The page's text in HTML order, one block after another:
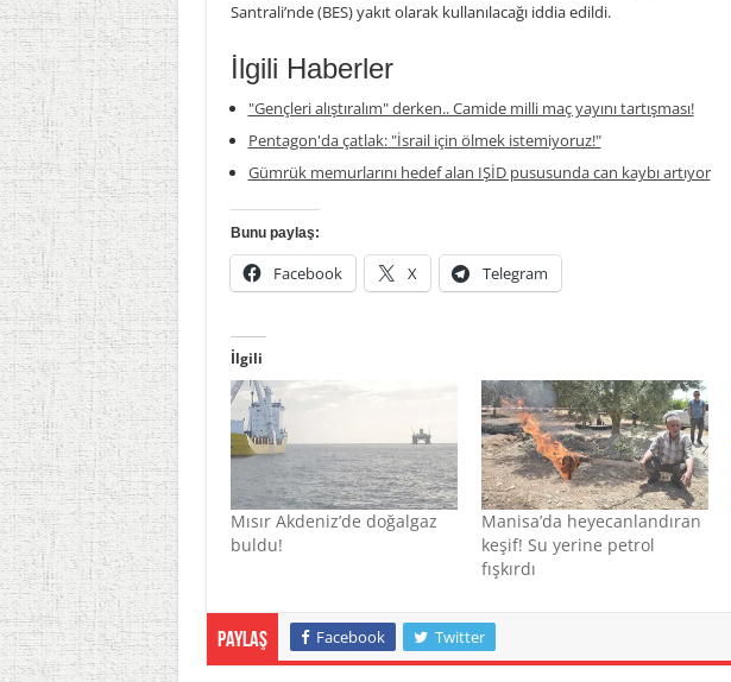
Santrali’nde (BES) yakıt olarak kullanılacağı iddia edildi.
İlgili Haberler
"Gençleri alıştıralım" derken.. Camide milli maç yayını tartışması!
Pentagon'da çatlak: "İsrail için ölmek istemiyoruz!"
Gümrük memurlarını hedef alan IŞİD pususunda can kaybı artıyor
Bunu paylaş:
Facebook X Telegram
İlgili
Mısır Akdeniz’de doğalgaz
buldu!
Manisa’da heyecanlandıran
keşif! Su yerine petrol
fışkırdı
Paylaş Facebook Twitter